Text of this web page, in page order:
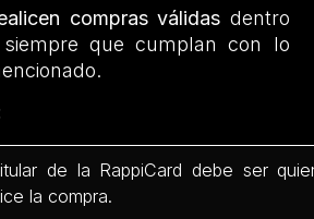
compras válidas dentro
que cumplan con lo
de la RappiCard debe ser
la compra.